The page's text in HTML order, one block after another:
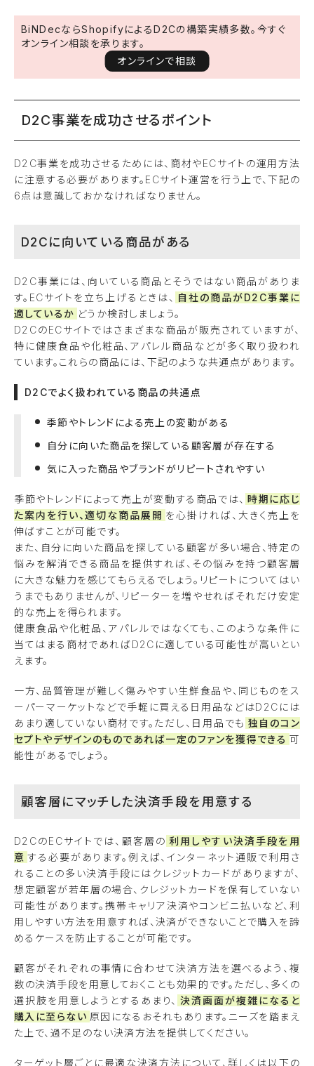
BiNDecならShopifyによるD2Cの構築実績多数。今すぐ
オンライン相談を承ります。
オンラインで相談
D2C事業を成功させるポイント
D2C事業を成功させるためには、商材やECサイトの運用方法
に注意する必要があります。ECサイト運営を行う上で、下記の
6点は意識しておかなければなりません。
D2Cに向いている商品がある
D2C事業には、向いている商品とそうではない商品がありま
す。ECサイトを立ち上げるときは、 自社の商品がD2C事業に
適しているか どうか検討しましょう。
D2CのECサイトではさまざまな商品が販売されていますが、
特に健康食品や化粧品、アパレル商品などが多く取り扱われ
ています。これらの商品には、下記のような共通点があります。
D2Cでよく扱われている商品の共通点
季節やトレンドによる売上の変動がある
自分に向いた商品を探している顧客層が存在する
気に入った商品やブランドがリピートされやすい
季節やトレンドによって売上が変動する商品では、 時期に応じ
た案内を行い、適切な商品展開 を心掛ければ、大きく売上を
伸ばすことが可能です。
また、自分に向いた商品を探している顧客が多い場合、特定の
悩みを解消できる商品を提供すれば、その悩みを持つ顧客層
に大きな魅力を感じてもらえるでしょう。リピートについてはい
うまでもありませんが、リピーターを増やせればそれだけ安定
的な売上を得られます。
健康食品や化粧品、アパレルではなくても、このような条件に
当てはまる商材であればD2Cに適している可能性が高いとい
えます。
一方、品質管理が難しく傷みやすい生鮮食品や、同じものをス
ーパーマーケットなどで手軽に買える日用品などはD2Cには
あまり適していない商材です。ただし、日用品でも 独自のコン
セプトやデザインのものであれば一定のファンを獲得できる 可
能性があるでしょう。
顧客層にマッチした決済手段を用意する
D2CのECサイトでは、顧客層の 利用しやすい決済手段を用
意 する必要があります。例えば、インターネット通販で利用さ
れることの多い決済手段にはクレジットカードがありますが、
想定顧客が若年層の場合、クレジットカードを保有していない
可能性があります。携帯キャリア決済やコンビニ払いなど、利
用しやすい方法を用意すれば、決済ができないことで購入を諦
めるケースを防止することが可能です。
顧客がそれぞれの事情に合わせて決済方法を選べるよう、複
数の決済手段を用意しておくことも効果的です。ただし、多くの
選択肢を用意しようとするあまり、 決済画面が複雑になると
購入に至らない 原因になるおそれもあります。ニーズを踏まえ
た上で、過不足のない決済方法を提供してください。
ターゲット層ごとに最適な決済方法について、詳しくは以下の